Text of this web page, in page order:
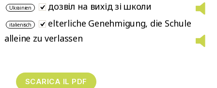
Ukrainien дозвіл на вихід зі школи
italienisch
elterliche Genehmigung, die Schule
alleine zu verlassen